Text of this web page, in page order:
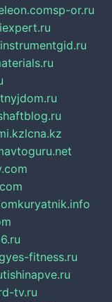
sp-or.ru
instrumentgid.ru
lcna.kz
avtoguru.net
kuryatnik.info
yes-fitness.ru
tishinapve.ru
tv.ru